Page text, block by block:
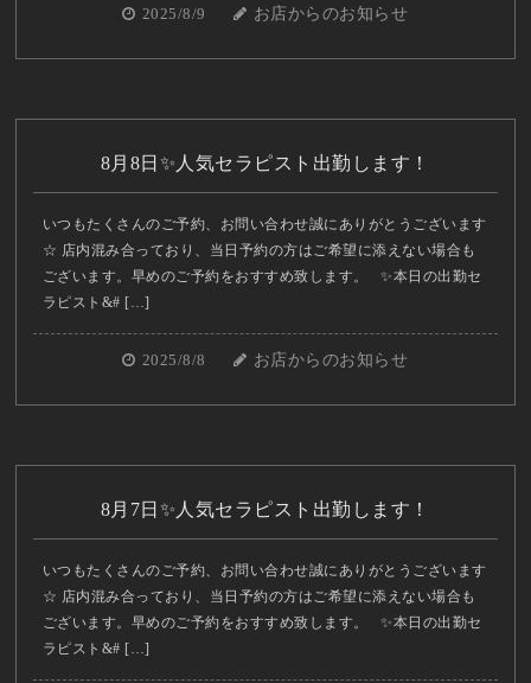
2025/8/9 お店からのお知らせ
8月8日✨人気セラピスト出勤します！
いつもたくさんのご予約、お問い合わせ誠にありがとうございます
☆ 店内混み合っており、当日予約の方はご希望に添えない場合も
ございます。早めのご予約をおすすめ致します。 ✨本日の出勤セ
ラピスト&# […]
2025/8/8 お店からのお知らせ
8月7日✨人気セラピスト出勤します！
いつもたくさんのご予約、お問い合わせ誠にありがとうございます
☆ 店内混み合っており、当日予約の方はご希望に添えない場合も
ございます。早めのご予約をおすすめ致します。 ✨本日の出勤セ
ラピスト&# […]